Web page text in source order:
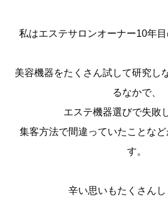
私はエステサロンオーナー10年目
美容機器をたくさん試して研究し
るなかで、
エステ機器選びで失敗
集客方法で間違っていたことな
す。
辛い思いもたくさんし